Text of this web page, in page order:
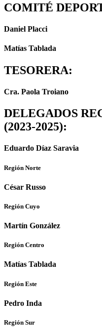
COMITÉ
Daniel Placci
Matías Tablada
TESORERA:
Cra. Paola Troiano
DELEGADOS
(2023-2025):
Eduardo Díaz Saravia
Región Norte
César Russo
Región Cuyo
Martín González
Región Centro
Matías Tablada
Región Este
Pedro Inda
Región Sur